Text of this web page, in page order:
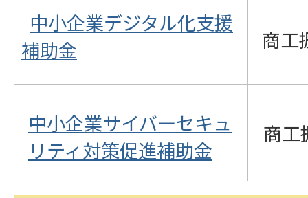
中小企業デジタル化支援
補助金
商工
中小企業サイバーセキュ
リティ対策促進補助金
商工